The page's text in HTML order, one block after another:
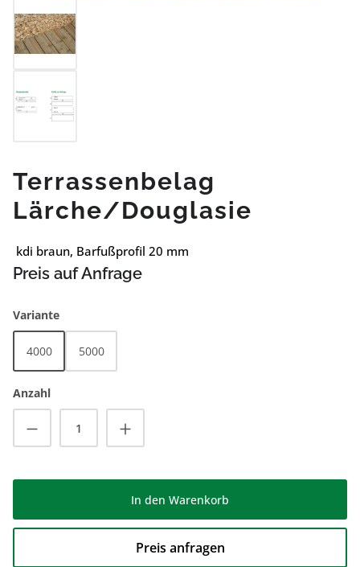
Terrassenbelag
Lärche/Douglasie
kdi braun, Barfußprofil 20 mm
Preis auf Anfrage
Varianteauswählen
4000 5000
Anzahl
Produkt Anzahl: Gib den gewünschten
In den Warenkorb
Preis anfragen